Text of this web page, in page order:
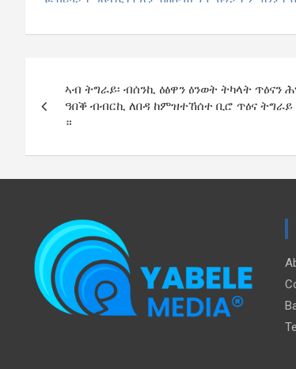
navigation
ኣብ ትግራይ፡ ብሰንኪ ዕፅዋን ዕንወት ትካላት ጥዕናን
ዓበቕ ብብርኪ ለበዳ ከምዝተኸሰተ ቢሮ ጥዕና
።